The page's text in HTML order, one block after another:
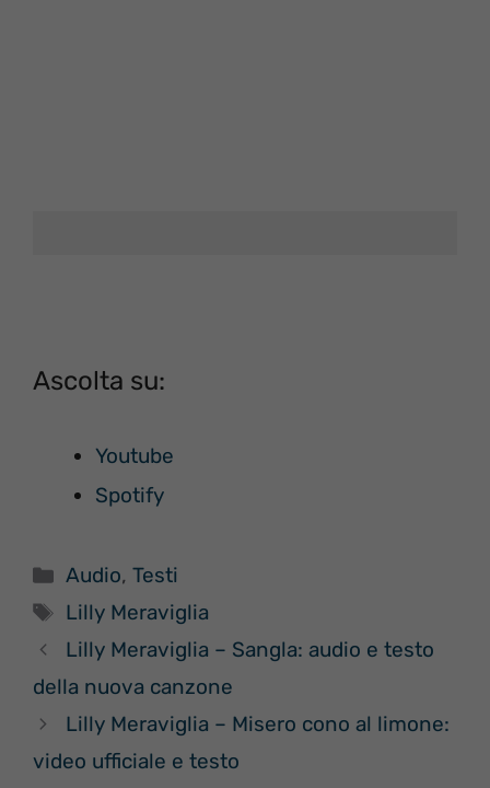
Ascolta su:
Youtube
Spotify
Categorie
Audio,Testi
Tag
Lilly Meraviglia
Lilly Meraviglia – Sangla: audio e testo
della nuova canzone
Lilly Meraviglia – Misero cono al limone:
video ufficiale e testo